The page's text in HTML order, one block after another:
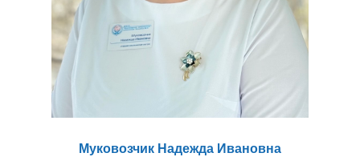
Муковозчик Надежда Ивановна